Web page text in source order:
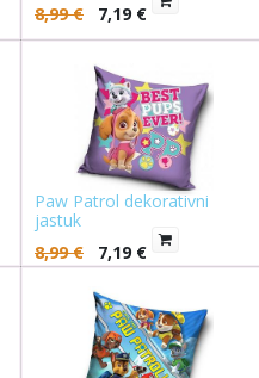
8,99€ 7,19 €
Paw Patrol dekorativni
jastuk
8,99€ 7,19 €